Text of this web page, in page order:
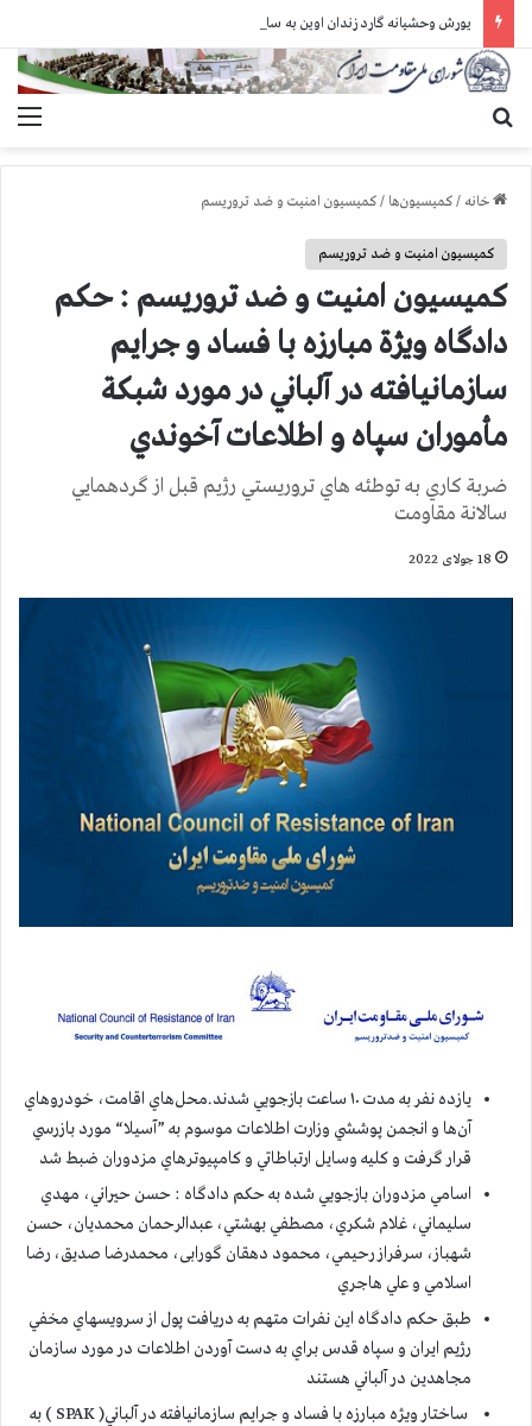
یورش وحشیانه گارد زندان اوین به سالن ۵ بند ۷ و ضرب و شتم زندانیان
خانه /کمیسیون‌ها /کمیسیون امنیت و ضد تروریسم
کمیسیون امنیت و ضد تروریسم
کمیسیون امنیت و ضد تروریسم : حكم
دادگاه ويژة مبارزه با فساد و جرايم
سازمانيافته در آلباني در مورد شبكة
مأموران سپاه و اطلاعات آخوندي
ضربة كاري به توطئه هاي تروريستي رژيم قبل از گردهمايي
سالانة مقاومت
18 جولای 2022
يازده نفر به مدت ۱۰ ساعت بازجويي شدند.محل‌هاي اقامت، خودروهاي
آن‌ها و انجمن پوششي وزارت اطلاعات موسوم به ”آسيلا“ مورد بازرسي
قرار گرفت و كليه وسايل ارتباطاتي و کامپيوترهاي مزدوران ضبط شد
اسامي مزدوران بازجويي شده به حكم دادگاه : حسن حيراني، مهدي
سليماني، غلام شکري، مصطفي بهشتي، عبدالرحمان محمديان، حسن
شهباز، سرفراز رحيمي، محمود دهقان گورابی، محمدرضا صديق، رضا
اسلامي و علي هاجري
طبق حکم دادگاه اين نفرات متهم به دريافت پول از سرويسهاي مخفي
رژيم ايران و سپاه قدس براي به دست آوردن اطلاعات در مورد سازمان
مجاهدين در آلباني هستند
ساختار ويژه مبارزه با فساد و جرايم سازمانيافته در آلباني( SPAK ) به